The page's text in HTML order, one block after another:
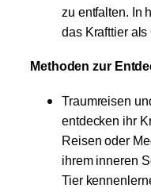
zu entfalten. In
das Krafttier
Methoden zur
Traumreisen
entdecken ihr
Reisen oder
ihrem inneren
Tier